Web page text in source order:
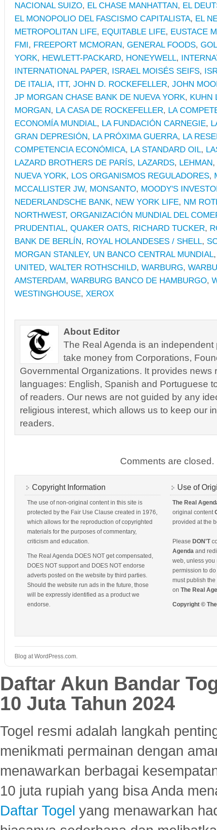
NACIONAL SUIZO, EL CHASE MANHATTAN, EL
EL MONOPOLIO DEL FASCISMO CAPITALISTA, EL
METROPOLITAN LIFE, EQUITABLE LIFE, EUSTACE
FMI, FREEPORT MCMORAN, GENERAL FOODS,
YORK, HEWLETT-PACKARD, HONEYWELL,
INTERNATIONAL PAPER, ISRAEL MOISÉS SEIFS,
DE ITALIA, ITT, JOHN D. ROCKEFELLER, JOHN
JP MORGAN CHASE BANK DE NUEVA YORK, KUHN
MORGAN, LA CASA DE ROCKEFELLER, LA
ECONOMÍA MUNDIAL, LA FUNDACIÓN CARNEGIE,
GRAN DEPRESIÓN, LA PRÓXIMA GUERRA, LA
COMPETENCIA ECONÓMICA, LA STANDARD OIL,
LAZARD BROTHERS DE PARÍS, LAZARDS, LEHMAN,
NUEVA YORK, LOS ORGANISMOS REGULADORES,
MCCALLISTER JW, MONSANTO, MOODY'S
NEDERLANDSCHE BANK, NEW YORK LIFE, NM
NORTHWEST, ORGANIZACIÓN MUNDIAL DEL
PRUDENTIAL, QUAKER OATS, RICHARD TUCKER,
BANK DE BERLÍN, ROYAL HOLANDESES / SHELL,
MORGAN STANLEY, UN BANCO CENTRAL MUNDIAL
UNITED, WALTER ROTHSCHILD, WARBURG,
AMSTERDAM, WARBURG BANCO DE HAMBURGO,
WESTINGHOUSE, XEROX
About Editor
The Real Agenda is an
take money from Corporations,
Governmental Organizations. It provides news
languages: English, Spanish and Portuguese
of readers. Our news are not guided by any
religious interest, which allows us to keep our
readers.
Comments are closed.
Copyright Information
The use of non-original content in this site is
protected by the Fair Use Clause created in 1976,
which allows for the reproduction of copyrighted
materials for the purposes of commentary,
criticism and education.
The Real Agenda DOES NOT get compensated,
DOES NOT support and DOES NOT endorse
adverts posted on the website by third parties.
Should the website run ads in the future, those
will be expressly identified as a product we
endorse.
Use of
The Real
original content
provided at the
Please DON'T
Agenda and
web, unless you
permission to
must publish
on The Real
Copyright ©
Blog at WordPress.com.
Daftar Akun Bandar
10 Juta Tahun 2024
Togel resmi adalah langkah
menikmati permainan dengan
menawarkan berbagai
10 juta rupiah yang bisa Anda
Daftar Togel yang menawarkan